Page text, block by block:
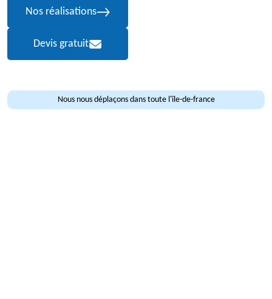
Nos réalisations
Devis gratuit
Nous nous déplaçons dans toute l'île-de-france